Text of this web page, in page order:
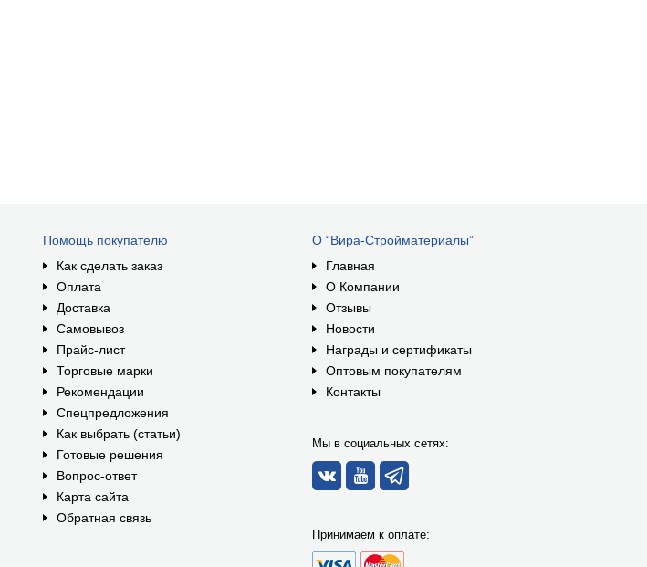
Помощь покупателю
Как сделать заказ
Оплата
Доставка
Самовывоз
Прайс-лист
Торговые марки
Рекомендации
Спецпредложения
Как выбрать (статьи)
Готовые решения
Вопрос-ответ
Карта сайта
Обратная связь
О “Вира-Стройматериалы”
Главная
О Компании
Отзывы
Новости
Награды и сертификаты
Оптовым покупателям
Контакты
Мы в социальных сетях:
Принимаем к оплате: